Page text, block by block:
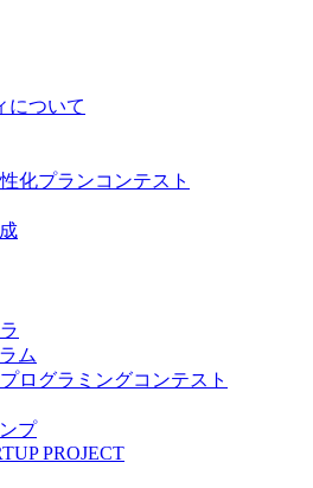
について
化プランコンテスト
ム
ログラミングコンテスト
プ
PROJECT